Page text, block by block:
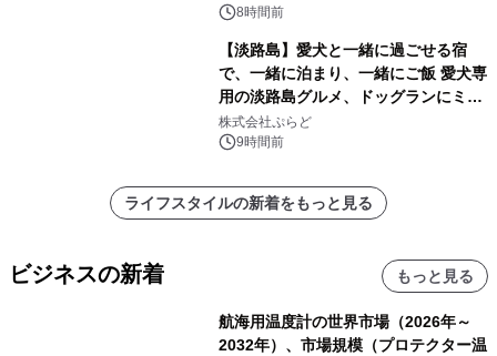
8時間前
【淡路島】愛犬と一緒に過ごせる宿
で、一緒に泊まり、一緒にご飯 愛犬専
用の淡路島グルメ、ドッグランにミニ
プール グランピングとトレーラーハウ
スの2施設で
株式会社ぷらど
9時間前
ライフスタイルの新着をもっと見る
ビジネスの新着 もっと見る
航海用温度計の世界市場（2026年～
2032年）、市場規模（プロテクター温